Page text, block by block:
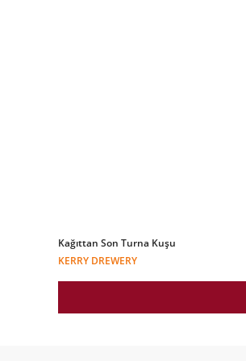
Kağıttan Son Turna Kuşu
KERRY DREWERY